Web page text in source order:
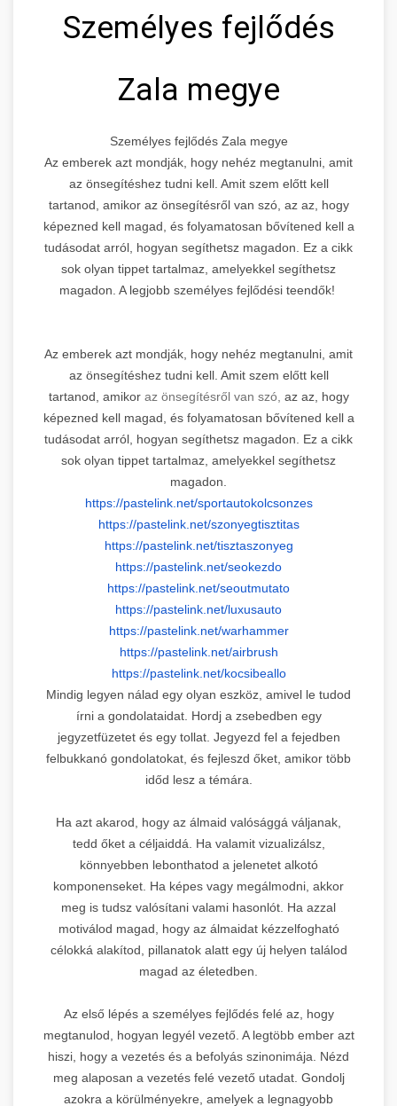
Személyes fejlődés
Zala megye
Személyes fejlődés Zala megye
Az emberek azt mondják, hogy nehéz megtanulni, amit
az önsegítéshez tudni kell. Amit szem előtt kell
tartanod, amikor az önsegítésről van szó, az az, hogy
képezned kell magad, és folyamatosan bővítened kell a
tudásodat arról, hogyan segíthetsz magadon. Ez a cikk
sok olyan tippet tartalmaz, amelyekkel segíthetsz
magadon. A legjobb személyes fejlődési teendők!
Az emberek azt mondják, hogy nehéz megtanulni, amit
az önsegítéshez tudni kell. Amit szem előtt kell
tartanod, amikor az önsegítésről van szó, az az, hogy
képezned kell magad, és folyamatosan bővítened kell a
tudásodat arról, hogyan segíthetsz magadon. Ez a cikk
sok olyan tippet tartalmaz, amelyekkel segíthetsz
magadon.
https://pastelink.net/sportautokolcsonzes
https://pastelink.net/szonyegtisztitas
https://pastelink.net/tisztaszonyeg
https://pastelink.net/seokezdo
https://pastelink.net/seoutmutato
https://pastelink.net/luxusauto
https://pastelink.net/warhammer
https://pastelink.net/airbrush
https://pastelink.net/kocsibeallo
Mindig legyen nálad egy olyan eszköz, amivel le tudod
írni a gondolataidat. Hordj a zsebedben egy
jegyzetfüzetet és egy tollat. Jegyezd fel a fejedben
felbukkanó gondolatokat, és fejleszd őket, amikor több
időd lesz a témára.
Ha azt akarod, hogy az álmaid valósággá váljanak,
tedd őket a céljaiddá. Ha valamit vizualizálsz,
könnyebben lebonthatod a jelenetet alkotó
komponenseket. Ha képes vagy megálmodni, akkor
meg is tudsz valósítani valami hasonlót. Ha azzal
motiválod magad, hogy az álmaidat kézzelfogható
célokká alakítod, pillanatok alatt egy új helyen találod
magad az életedben.
Az első lépés a személyes fejlődés felé az, hogy
megtanulod, hogyan legyél vezető. A legtöbb ember azt
hiszi, hogy a vezetés és a befolyás szinonimája. Nézd
meg alaposan a vezetés felé vezető utadat. Gondolj
azokra a körülményekre, amelyek a legnagyobb